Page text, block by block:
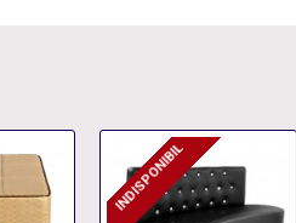
INDISPONIBIL
INDISPONIBIL